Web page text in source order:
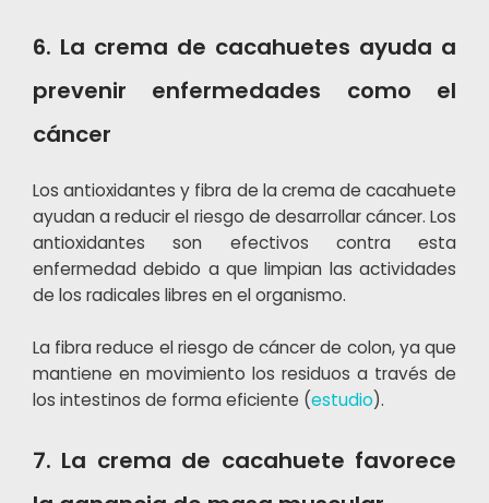
6. La crema de cacahuetes ayuda a
prevenir enfermedades como el
cáncer
Los antioxidantes y fibra de la crema de cacahuete
ayudan a reducir el riesgo de desarrollar cáncer. Los
antioxidantes son efectivos contra esta
enfermedad debido a que limpian las actividades
de los radicales libres en el organismo.
La fibra reduce el riesgo de cáncer de colon, ya que
mantiene en movimiento los residuos a través de
los intestinos de forma eficiente (estudio).
7. La crema de cacahuete favorece